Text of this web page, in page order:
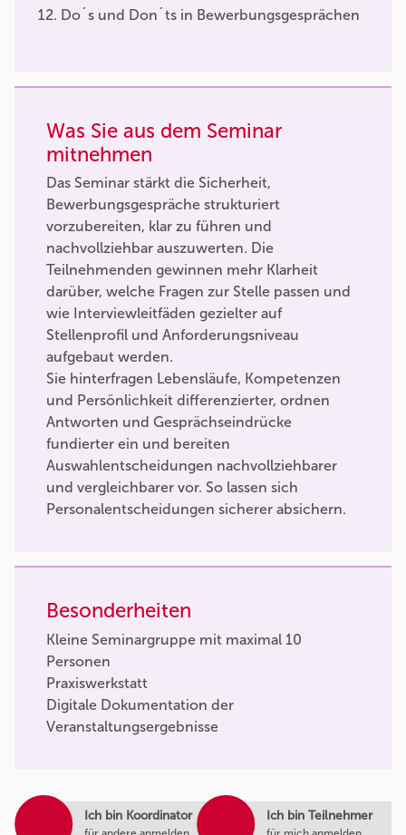
Ich bin Koordinator Ich bin Teilnehmer
Do´s und Don´ts in Bewerbungsgesprächen
Was Sie aus dem Seminar
mitnehmen
Das Seminar stärkt die Sicherheit,
Bewerbungsgespräche strukturiert
vorzubereiten, klar zu führen und
nachvollziehbar auszuwerten. Die
Teilnehmenden gewinnen mehr Klarheit
darüber, welche Fragen zur Stelle passen und
wie Interviewleitfäden gezielter auf
Stellenprofil und Anforderungsniveau
aufgebaut werden.
Sie hinterfragen Lebensläufe, Kompetenzen
und Persönlichkeit differenzierter, ordnen
Antworten und Gesprächseindrücke
fundierter ein und bereiten
Auswahlentscheidungen nachvollziehbarer
und vergleichbarer vor. So lassen sich
Personalentscheidungen sicherer absichern.
Besonderheiten
Kleine Seminargruppe mit maximal 10
Personen
Praxiswerkstatt
Digitale Dokumentation der
Veranstaltungsergebnisse